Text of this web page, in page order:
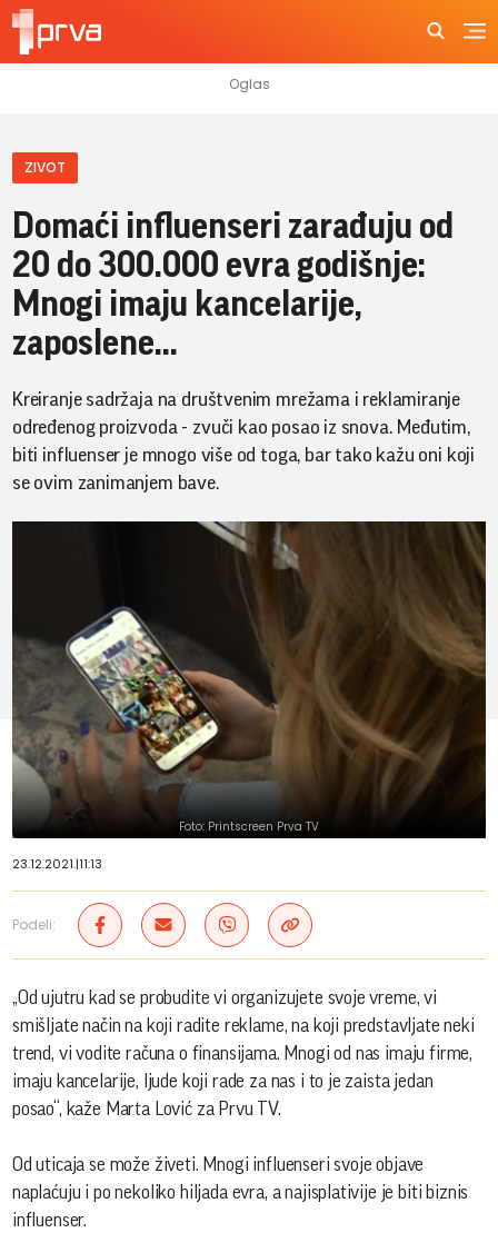
ZIVOT
Domaći influenseri zarađuju od
20 do 300.000 evra godišnje:
Mnogi imaju kancelarije,
zaposlene…
Kreiranje sadržaja na društvenim mrežama i reklamiranje
određenog proizvoda - zvuči kao posao iz snova. Međutim,
biti influenser je mnogo više od toga, bar tako kažu oni koji
se ovim zanimanjem bave.
Foto: Printscreen Prva TV
23.12.2021.|11:13
Podeli:
„Od ujutru kad se probudite vi organizujete svoje vreme, vi
smišljate način na koji radite reklame, na koji predstavljate neki
trend, vi vodite računa o finansijama. Mnogi od nas imaju firme,
imaju kancelarije, ljude koji rade za nas i to je zaista jedan
posao“, kaže Marta Lović za Prvu TV.
Od uticaja se može živeti. Mnogi influenseri svoje objave
naplaćuju i po nekoliko hiljada evra, a najisplativije je biti biznis
influenser.